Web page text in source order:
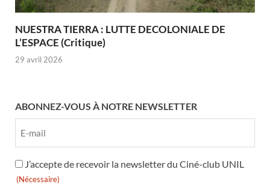
NUESTRA TIERRA : LUTTE DECOLONIALE DE
L’ESPACE (Critique)
29 avril 2026
ABONNEZ-VOUS À NOTRE NEWSLETTER
RGPD
(Nécessaire)
J’accepte de recevoir la newsletter du Ciné-club UNIL
(Nécessaire)